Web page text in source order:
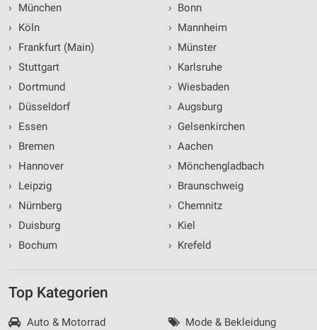
›
München
›
Köln
›
Frankfurt (Main)
› Stuttgart
›
Dortmund
›
Düsseldorf
›
Essen
›
Bremen
›
Hannover
›
Leipzig
›
Nürnberg
›
Duisburg
›
Bochum
› Bonn
› Mannheim
› Münster
› Karlsruhe
› Wiesbaden
› Augsburg
› Gelsenkirchen
› Aachen
› Mönchengladbach
› Braunschweig
› Chemnitz
› Kiel
› Krefeld
Top Kategorien
Auto & Motorrad
Mode & Bekleidung